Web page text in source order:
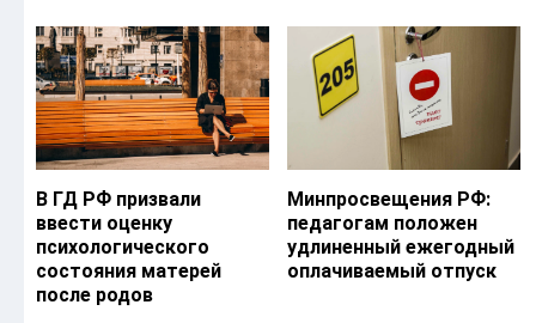
В ГД РФ призвали
ввести оценку
психологического
состояния матерей
после родов
Минпросвещения РФ:
педагогам положен
удлиненный ежегодный
оплачиваемый отпуск